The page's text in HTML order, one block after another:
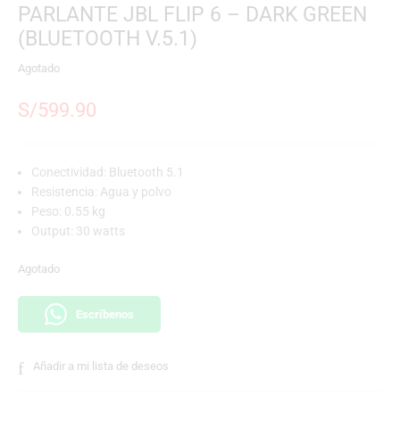
PARLANTE JBL FLIP 6 – DARK GREEN
(BLUETOOTH V.5.1)
Agotado
S/599.90
Conectividad: Bluetooth 5.1
Resistencia: Agua y polvo
Peso: 0.55 kg
Output: 30 watts
Agotado
Escríbenos
Añadir a mi lista de deseos